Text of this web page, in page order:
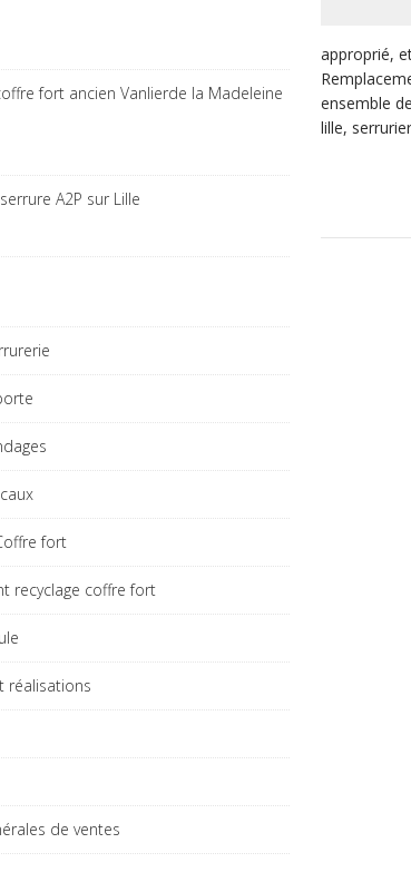
approprié,
ensemble
lille,
fort ancien Vanlierde la Madeleine
A2P sur Lille
fort
recyclage coffre fort
réalisations
de ventes